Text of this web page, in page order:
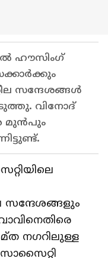
ഹൗസിംഗ്
സന്ദേശങ്ങൾ
വിനോദ്
മുൻപും
സന്ദേശങ്ങളും
നഗറിലുള്ള